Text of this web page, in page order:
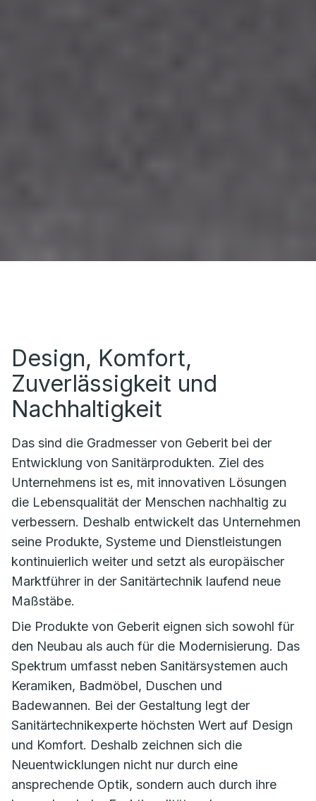
Design, Komfort,
Zuverlässigkeit und
Nachhaltigkeit
Das sind die Gradmesser von Geberit bei der
Entwicklung von Sanitärprodukten. Ziel des
Unternehmens ist es, mit innovativen Lösungen
die Lebensqualität der Menschen nachhaltig zu
verbessern. Deshalb entwickelt das Unternehmen
seine Produkte, Systeme und Dienstleistungen
kontinuierlich weiter und setzt als europäischer
Marktführer in der Sanitärtechnik laufend neue
Maßstäbe.
Die Produkte von Geberit eignen sich sowohl für
den Neubau als auch für die Modernisierung. Das
Spektrum umfasst neben Sanitärsystemen auch
Keramiken, Badmöbel, Duschen und
Badewannen. Bei der Gestaltung legt der
Sanitärtechnikexperte höchsten Wert auf Design
und Komfort. Deshalb zeichnen sich die
Neuentwicklungen nicht nur durch eine
ansprechende Optik, sondern auch durch ihre